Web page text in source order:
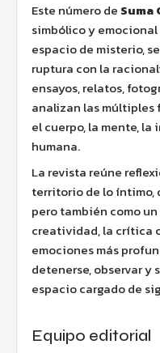
Este número de
simbólico y emocional
espacio de misterio,
ruptura con la
ensayos, relatos,
analizan las múltiples
el cuerpo, la mente,
humana.
La revista reúne
territorio de lo íntimo,
pero también como
creatividad, la crítica
emociones más
detenerse, observar y
espacio cargado de
Equipo editorial